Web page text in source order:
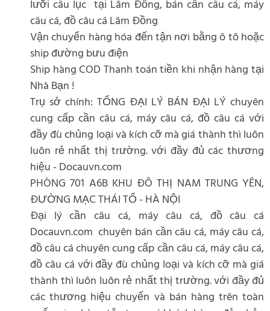
lưỡi câu lục tại Lâm Đồng, bán cần câu cá, máy
câu cá, đồ câu cá Lâm Đồng
Vận chuyển hàng hóa đến tận nơi bằng ô tô hoặc
ship đường bưu điện
Ship hàng COD Thanh toán tiền khi nhận hàng tại
Nhà Bạn !
Trụ sở chính: TỔNG ĐẠI LÝ BÁN ĐẠI LÝ chuyên
cung cấp cần câu cá, máy câu cá, đồ câu cá với
đầy đù chủng loại và kích cỡ mà giá thành thì luôn
luôn rẻ nhất thị trường. với đầy đủ các thương
hiệu - Docauvn.com
PHÒNG 701 A6B KHU ĐÔ THỊ NAM TRUNG YÊN,
ĐƯỜNG MẠC THÁI TỔ - HÀ NỘI
Đại lý cần câu cá, máy câu cá, đồ câu cá
Docauvn.com chuyên bán cần câu cá, máy câu cá,
đồ câu cá chuyên cung cấp cần câu cá, máy câu cá,
đồ câu cá với đầy đù chủng loại và kích cỡ mà giá
thành thì luôn luôn rẻ nhất thị trường. với đầy đủ
các thương hiệu chuyển và bán hàng trên toàn